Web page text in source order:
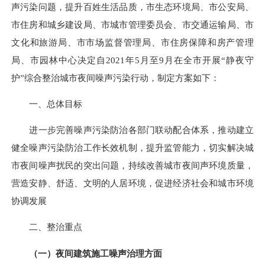
声污染问题，提升百姓生活品质，市生态环境局、市公安局、
市住房和城乡建设局、市城市管理委员会、市交通运输局、市
文化和旅游局、市市场监督管理局、市住房保障和房产管理
局、市园林中心决定自2021年5月至9月在全市开展“静夜守
护”综合整治城市夜间噪声污染行动，制定方案如下：
一、总体目标
进一步完善噪声污染防治各部门联动配合体系，推动建立
健全噪声污染防治工作长效机制，提升监管能力，切实解决城
市夜间噪声扰民的突出问题，持续改善城市夜间声环境质量，
营造安静、舒适、文明的人居环境，促进经济社会和城市环境
协调发展
二、整治重点
（一）夜间建筑施工噪声治理方面